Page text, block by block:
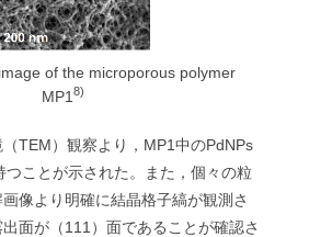
of the microporous polymer
MP18)
TEM）観察より，MP1中のPdNPs
つことが示された。また，個々の粒
像より明確に結晶格子縞が観測さ
面が（111）面であることが確認さ